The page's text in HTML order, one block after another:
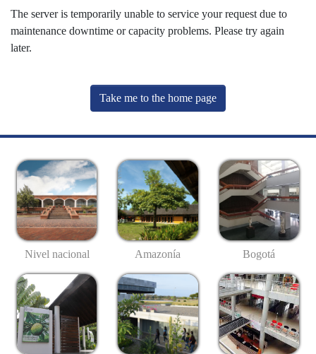
The server is temporarily unable to service your request due to
maintenance downtime or capacity problems. Please try again
later.
Take me to the home page
Nivel nacional Amazonía Bogotá